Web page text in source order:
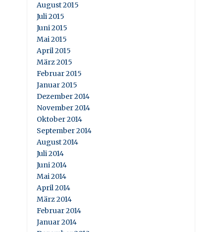
August 2015
Juli 2015
Juni 2015
Mai 2015
April 2015
März 2015
Februar 2015
Januar 2015
Dezember 2014
November 2014
Oktober 2014
September 2014
August 2014
Juli 2014
Juni 2014
Mai 2014
April 2014
März 2014
Februar 2014
Januar 2014